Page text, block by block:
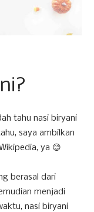
tahu nasi biryani
saya ambilkan
ya 😊
berasal dari
menjadi
nasi biryani